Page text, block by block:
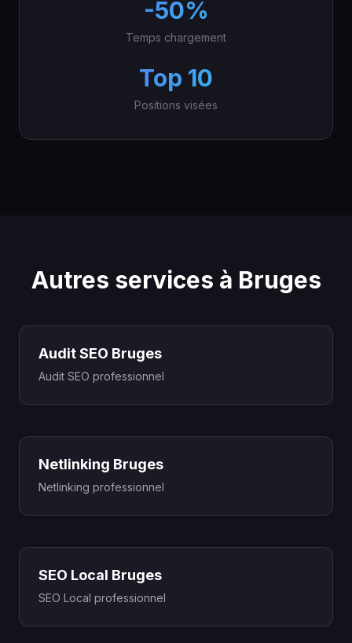
-50%
Temps chargement
Top 10
Positions visées
Autres services à Bruges
Audit SEO Bruges
Audit SEO professionnel
Netlinking Bruges
Netlinking professionnel
SEO Local Bruges
SEO Local professionnel